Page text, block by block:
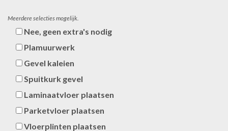
Meerdere selecties mogelijk.
Nee, geen extra's nodig
Plamuurwerk
Gevel kaleien
Spuitkurk gevel
Laminaatvloer plaatsen
Parketvloer plaatsen
Vloerplinten plaatsen